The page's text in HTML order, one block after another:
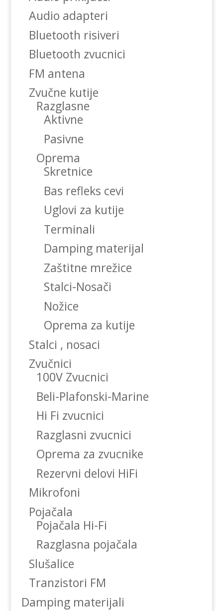
Audio adapteri
Bluetooth risiveri
Bluetooth zvucnici
FM antena
Zvučne kutije
Razglasne
Aktivne
Pasivne
Oprema
Skretnice
Bas refleks cevi
Uglovi za kutije
Terminali
Damping materijal
Zaštitne mrežice
Stalci-Nosači
Nožice
Oprema za kutije
Stalci , nosaci
Zvučnici
100V Zvucnici
Beli-Plafonski-Marine
Hi Fi zvucnici
Razglasni zvucnici
Oprema za zvucnike
Rezervni delovi HiFi
Mikrofoni
Pojačala
Pojačala Hi-Fi
Razglasna pojačala
Slušalice
Tranzistori FM
Damping materijali